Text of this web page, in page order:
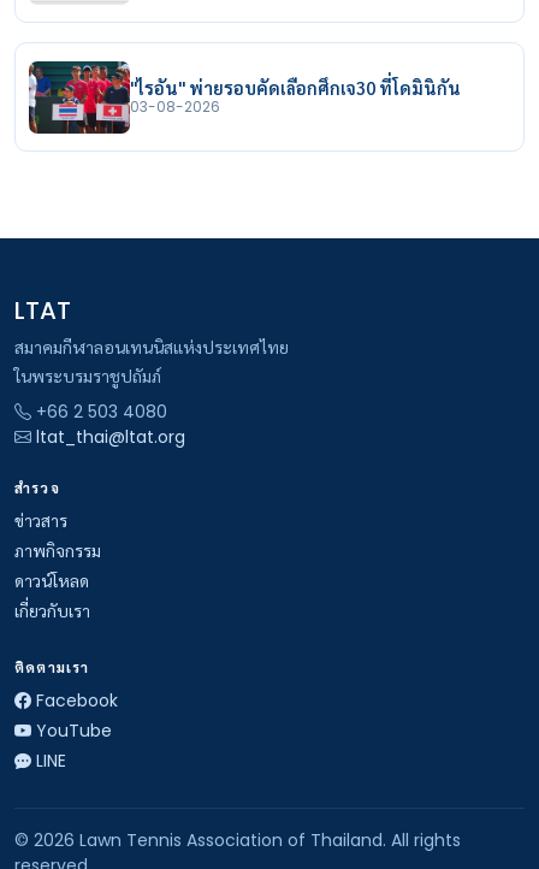
"ไรอัน" พ่ายรอบคัดเลือกศึกเจ30 ที่โดมินิกัน
03-08-2026
LTAT
สมาคมกีฬาลอนเทนนิสแห่งประเทศไทย
ในพระบรมราชูปถัมภ์
+66 2 503 4080
ltat_thai@ltat.org
สำรวจ
ข่าวสาร
ภาพกิจกรรม
ดาวน์โหลด
เกี่ยวกับเรา
ติดตามเรา
Facebook
YouTube
LINE
© 2026 Lawn Tennis Association of Thailand. All rights